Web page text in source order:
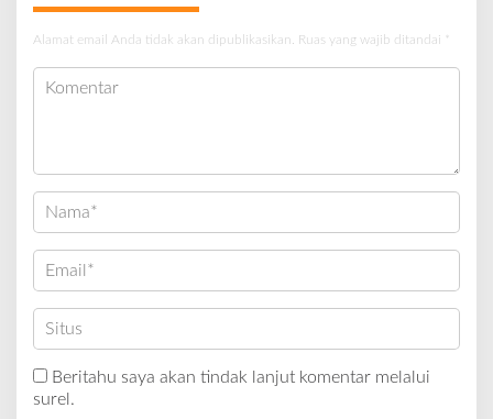
Alamat email Anda tidak akan dipublikasikan. Ruas yang wajib ditandai *
Beritahu saya akan tindak lanjut komentar melalui
surel.